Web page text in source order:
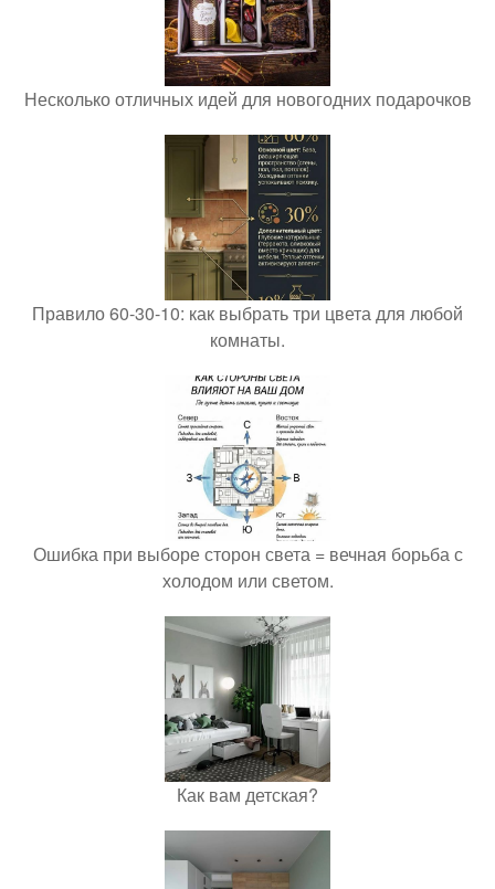
Несколько отличных идей для новогодних подарочков
Правило 60-30-10: как выбрать три цвета для любой
комнаты.
Ошибка при выборе сторон света = вечная борьба с
холодом или светом.
Как вам детская?